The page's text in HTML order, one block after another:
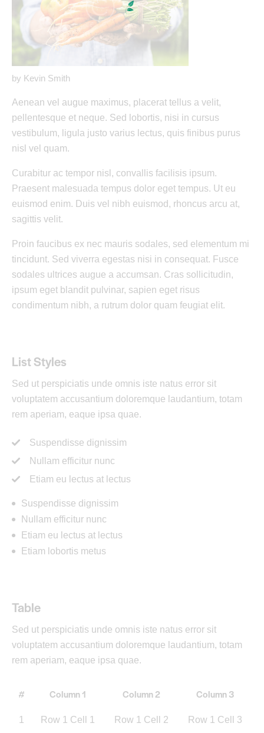
by Kevin Smith
Aenean vel augue maximus, placerat tellus a velit,
pellentesque et neque. Sed lobortis, nisi in cursus
vestibulum, ligula justo varius lectus, quis finibus purus
nisl vel quam.
Curabitur ac tempor nisl, convallis facilisis ipsum.
Praesent malesuada tempus dolor eget tempus. Ut eu
euismod enim. Duis vel nibh euismod, rhoncus arcu at,
sagittis velit.
Proin faucibus ex nec mauris sodales, sed elementum mi
tincidunt. Sed viverra egestas nisi in consequat. Fusce
sodales ultrices augue a accumsan. Cras sollicitudin,
ipsum eget blandit pulvinar, sapien eget risus
condimentum nibh, a rutrum dolor quam feugiat elit.
List Styles
Sed ut perspiciatis unde omnis iste natus error sit
voluptatem accusantium doloremque laudantium, totam
rem aperiam, eaque ipsa quae.
Suspendisse dignissim
Nullam efficitur nunc
Etiam eu lectus at lectus
Suspendisse dignissim
Nullam efficitur nunc
Etiam eu lectus at lectus
Etiam lobortis metus
Table
Sed ut perspiciatis unde omnis iste natus error sit
voluptatem accusantium doloremque laudantium, totam
rem aperiam, eaque ipsa quae.
# Column 1 Column 2 Column 3
1 Row 1 Cell 1 Row 1 Cell 2 Row 1 Cell 3